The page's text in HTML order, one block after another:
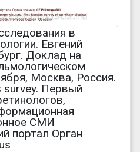
в
Евгений
Доклад на
Москва, Россия.
survey. Первый
СМИ
портал Орган